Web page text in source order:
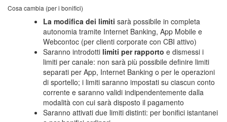
Cosa cambia (per i bonifici)
La modifica dei limiti sarà possibile in completa
autonomia tramite Internet Banking, App Mobile e
Webcontoc (per clienti corporate con CBI attivo)
Saranno introdotti limiti per rapporto e dismessi i
limiti per canale: non sarà più possibile definire limiti
separati per App, Internet Banking o per le operazioni
di sportello; i limiti saranno impostati su ciascun conto
corrente e saranno validi indipendentemente dalla
modalità con cui sarà disposto il pagamento
Saranno attivati due limiti distinti: per bonifici istantanei